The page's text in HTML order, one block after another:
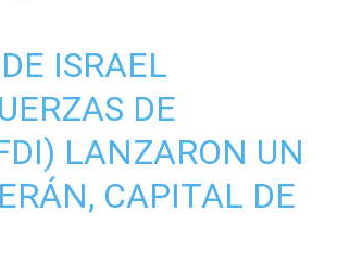
ISRAEL
DE
LANZARON UN
CAPITAL DE